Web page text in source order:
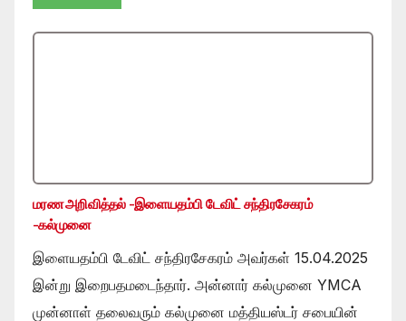
மரண அறிவித்தல் -இளையதம்பி டேவிட் சந்திரசேகரம்
-கல்முனை
இளையதம்பி டேவிட் சந்திரசேகரம் அவர்கள் 15.04.2025
இன்று இறைபதமடைந்தார். அன்னார் கல்முனை YMCA
முன்னாள் தலைவரும் கல்முனை மத்தியஸ்டர் சபையின்